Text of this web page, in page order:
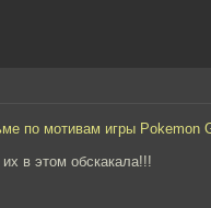
по мотивам игры Pokemon
в этом обскакала!!!